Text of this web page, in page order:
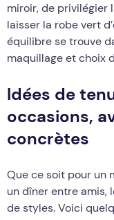
miroir, de
laisser la robe vert
équilibre se trouve
maquillage et choix
Idées de
occasions,
concrètes
Que ce soit pour un
un dîner entre amis,
de styles. Voici